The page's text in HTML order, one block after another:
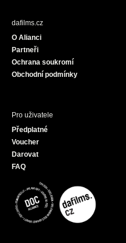
dafilms.cz
O Alianci
Partneři
Ochrana soukromí
Obchodní podmínky
Pro uživatele
Předplatné
Voucher
Darovat
FAQ